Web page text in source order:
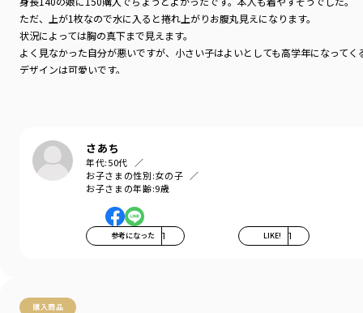
ただ、上が1枚なので水に入ると捲れ上がりお腹丸見えになります。
状況によっては胸の真下まで見えます。
よく見なかった自分が悪いですが、小さい子はよいとしても高学年になって
デザインは可愛いです。
さあち
年代:50代
お子さまの性別:女の子
お子さまの年齢:9歳
参考になった 1 LIKE! 1
購入商品
で、予めご了承くださいませ。
着用イメージ/カラー：サーモンピンク
モデル：身長105.0cm 体重14.5kg
サイズ：サイズ110
カラー
グリーン
性別タイプ
／GIRL
商品番号
／14-4270-832